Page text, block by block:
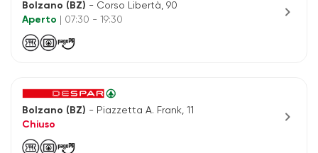
Bolzano (BZ) - Corso Libertà, 90
Aperto
| 07:30 - 19:30 chevron_right
Bolzano (BZ) - Piazzetta A. Frank, 11
Chiuso
chevron_right